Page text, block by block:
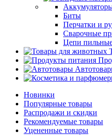
Биты
Перчатки и
Сварочные
Цепи
Новинки
Популярные товары
Распродажи и скидки
Рекомендуемые товары
Уцененные товары